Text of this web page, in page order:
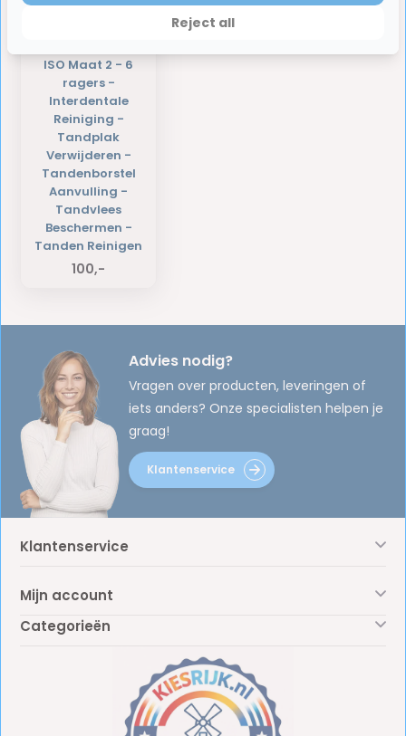
Ragers -
ISO Maat 2 - 6
ragers -
Interdentale
Reiniging -
Tandplak
Verwijderen -
Tandenborstel
Aanvulling -
Tandvlees
Beschermen -
Tanden Reinigen
100,-
Advies nodig?
Vragen over producten, leveringen of
iets anders? Onze specialisten helpen je
graag!
Klantenservice
Klantenservice
Mijn account
Categorieën
Reject all